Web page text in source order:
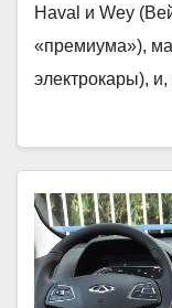
Haval и Wey
«премиума»),
электрокары),